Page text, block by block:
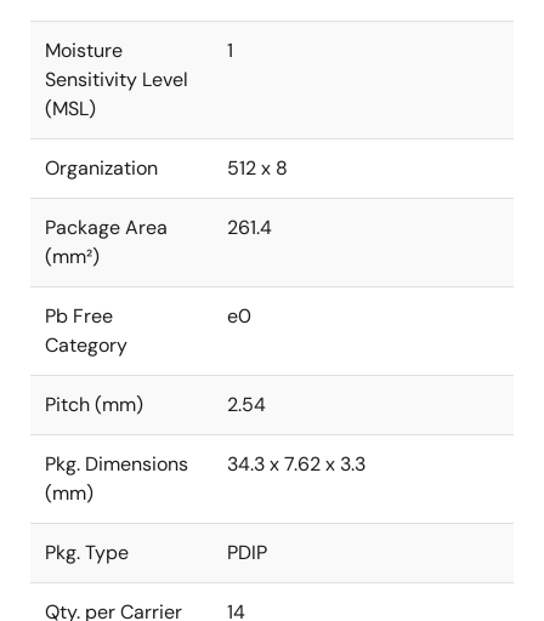
Moisture
Sensitivity Level
(MSL)
1
Organization 512 x 8
Package Area
(mm²)
261.4
Pb Free
Category
e0
Pitch (mm) 2.54
Pkg. Dimensions
(mm)
34.3 x 7.62 x 3.3
Pkg. Type PDIP
Qty. per Carrier
14